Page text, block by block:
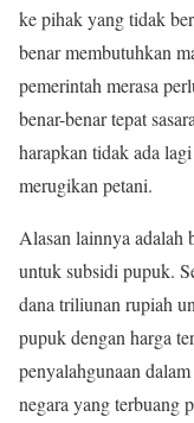
ke pihak yang tidak
benar membutuhkan
pemerintah merasa
benar-benar tepat
harapkan tidak ada
merugikan petani.
Alasan lainnya adalah
untuk subsidi pupuk.
dana triliunan rupiah
pupuk dengan harga
penyalahgunaan
negara yang terbuang